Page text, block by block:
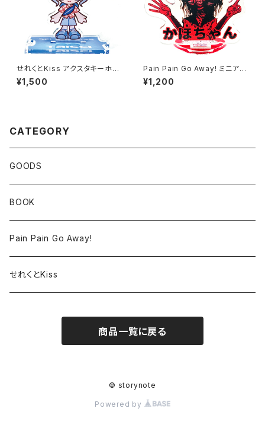
せれくとKiss アクスタキーホル
ダー 阿比留泰生
¥1,500
Pain Pain Go Away! ミニアク
リルスタンド かほちゃん
¥1,200
CATEGORY
GOODS
BOOK
Pain Pain Go Away!
せれくとKiss
商品一覧に戻る
© storynote
Powered by